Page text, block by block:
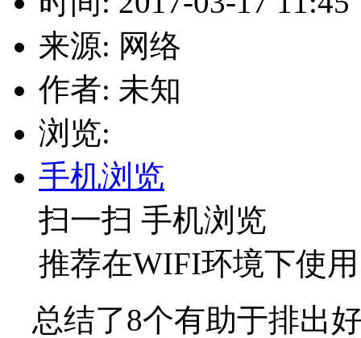
来源: 网络
作者: 未知
浏览:
手机浏览
扫一扫 手机浏览
推荐在WIFI环境下使用
总结了8个有助于排出